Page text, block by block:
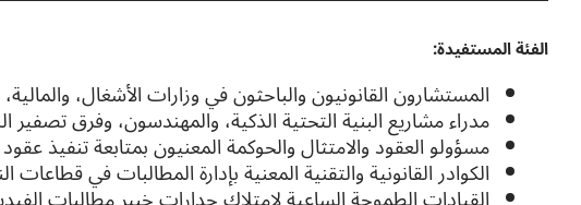
الفئة المستفيدة:
المستشارون القانونيون والباحثون في وزارات الأشغال،
مدراء مشاريع البنية التحتية الذكية، والمهندسون، وفرق تصفير
مسؤولو العقود والامتثال والحوكمة المعنيون بمتابعة تنفيذ
الكوادر القانونية والتقنية المعنية بإدارة المطالبات في قطاعات